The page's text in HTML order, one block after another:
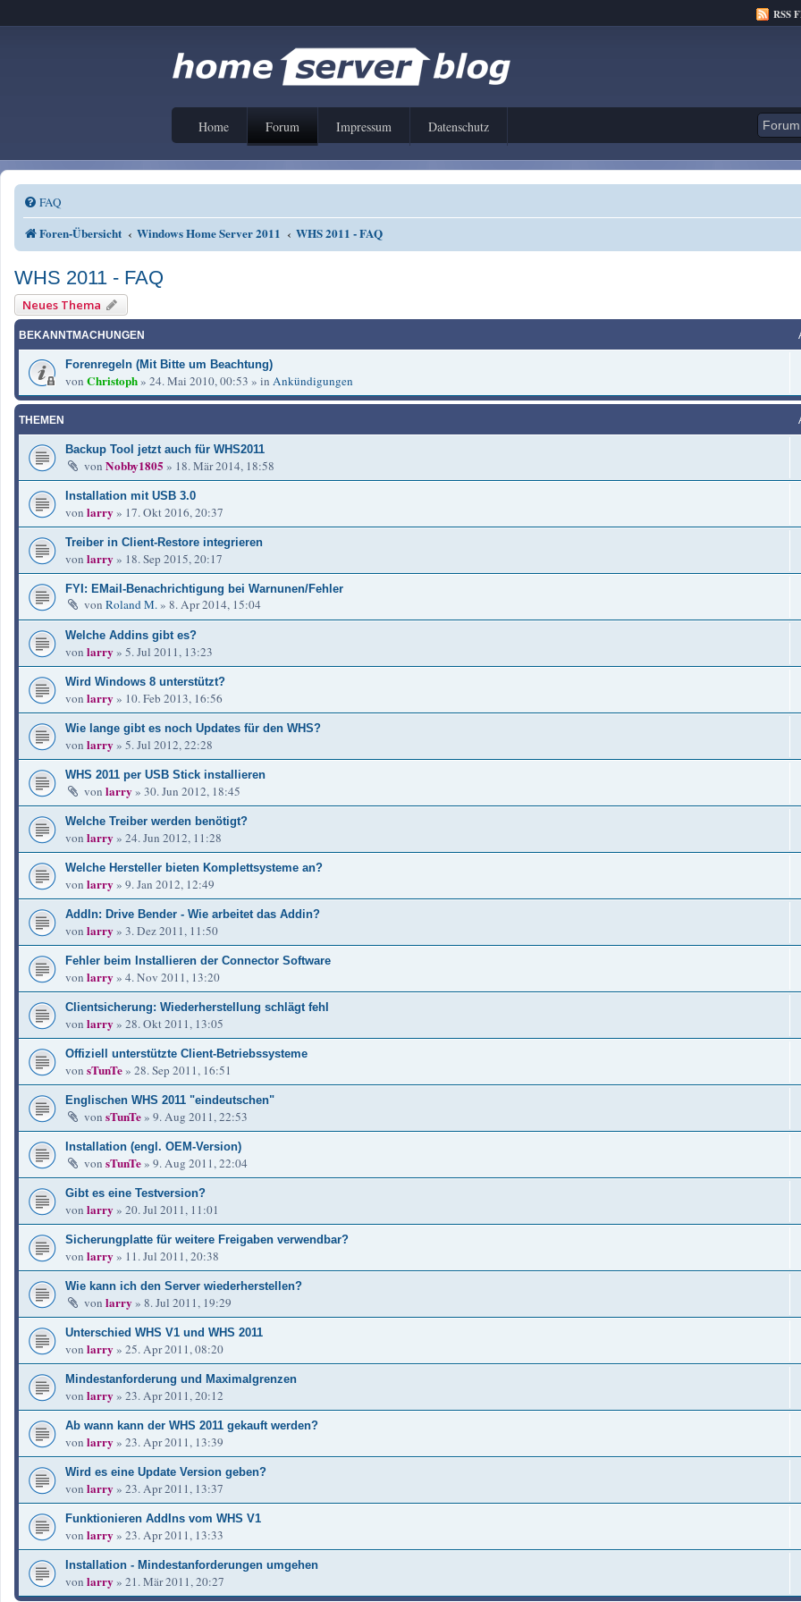
RSS
Home Forum Impressum Datenschutz
FAQ
Foren-Übersicht Windows Home Server 2011 WHS 2011 - FAQ
WHS 2011 - FAQ
Neues Thema
BEKANNTMACHUNGEN
Forenregeln (Mit Bitte um Beachtung)
von Christoph» 24. Mai 2010, 00:53 » in Ankündigungen
THEMEN
Backup Tool jetzt auch für WHS2011
von Nobby1805 » 18. Mär 2014, 18:58
Installation mit USB 3.0
von larry» 17. Okt 2016, 20:37
Treiber in Client-Restore integrieren
von larry» 18. Sep 2015, 20:17
FYI: EMail-Benachrichtigung bei Warnunen/Fehler
von Roland M. » 8. Apr 2014, 15:04
Welche Addins gibt es?
von larry» 5. Jul 2011, 13:23
Wird Windows 8 unterstützt?
von larry» 10. Feb 2013, 16:56
Wie lange gibt es noch Updates für den WHS?
von larry» 5. Jul 2012, 22:28
WHS 2011 per USB Stick installieren
von larry» 30. Jun 2012, 18:45
Welche Treiber werden benötigt?
von larry» 24. Jun 2012, 11:28
Welche Hersteller bieten Komplettsysteme an?
von larry» 9. Jan 2012, 12:49
AddIn: Drive Bender - Wie arbeitet das Addin?
von larry» 3. Dez 2011, 11:50
Fehler beim Installieren der Connector Software
von larry» 4. Nov 2011, 13:20
Clientsicherung: Wiederherstellung schlägt fehl
von larry» 28. Okt 2011, 13:05
Offiziell unterstützte Client-Betriebssysteme
von sTunTe» 28. Sep 2011, 16:51
Englischen WHS 2011 "eindeutschen"
von sTunTe» 9. Aug 2011, 22:53
Installation (engl. OEM-Version)
von sTunTe» 9. Aug 2011, 22:04
Gibt es eine Testversion?
von larry» 20. Jul 2011, 11:01
Sicherungplatte für weitere Freigaben verwendbar?
von larry» 11. Jul 2011, 20:38
Wie kann ich den Server wiederherstellen?
von larry» 8. Jul 2011, 19:29
Unterschied WHS V1 und WHS 2011
von larry» 25. Apr 2011, 08:20
Mindestanforderung und Maximalgrenzen
von larry» 23. Apr 2011, 20:12
Ab wann kann der WHS 2011 gekauft werden?
von larry» 23. Apr 2011, 13:39
Wird es eine Update Version geben?
von larry» 23. Apr 2011, 13:37
Funktionieren AddIns vom WHS V1
von larry» 23. Apr 2011, 13:33
Installation - Mindestanforderungen umgehen
von larry» 21. Mär 2011, 20:27